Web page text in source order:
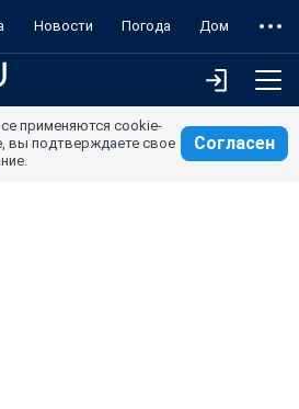
Новости Погода Дом
применяются cookie-
вы подтверждаете свое
Согласен